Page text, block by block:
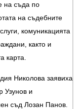
на съда по
на съдебните
комуникацията
както и
карта.
Николова заявиха
Узунов и
съд Лозан Панов.